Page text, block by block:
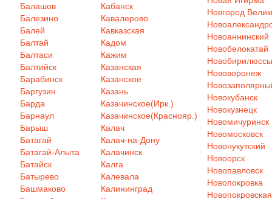
Балашов
Балезино
Балей
Балтай
Балтаси
Балтийск
Барабинск
Баргузин
Барда
Барнаул
Барыш
Батагай
Батагай-Алыта
Батайск
Батырево
Башмаково
Кабанск
Кавалерово
Кавказская
Кадом
Кажим
Казанская
Казанское
Казань
Казачинское(Ирк.)
Казачинское(Краснояр.)
Калач
Калач-на-Дону
Калачинск
Калга
Калевала
Калининград
Новгород
Новоаннинский
Новобелокатай
Новобирилюссы
Нововоронеж
Новокубанск
Новокузнецк
Новомичуринск
Новомосковск
Новонукутский
Новоорск
Новопавловск
Новопокровка
Новопокровская